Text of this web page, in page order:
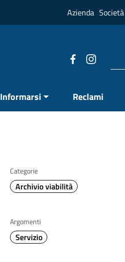
Azienda
Informarsi Reclami
Categorie
Archivio viabilità
Argomenti
Servizio